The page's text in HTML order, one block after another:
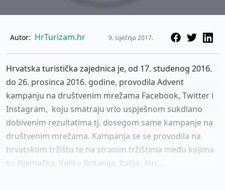
Autor: HrTurizam.hr 9. siječnja 2017.
Hrvatska turistička zajednica je, od 17. studenog 2016.
do 26. prosinca 2016. godine, provodila Advent
kampanju na društvenim mrežama Facebook, Twitter i
Instagram, koju smatraju vrlo uspješnom sukdlano
dobivenim rezultatima tj. dosegom same kampanje na
društvenim mrežama. Kampanja se se provodila na
hrvatskom tržištu te na stranim tržištima među kojima
su Njemačka, Velika Britanija, Italija, Aus...